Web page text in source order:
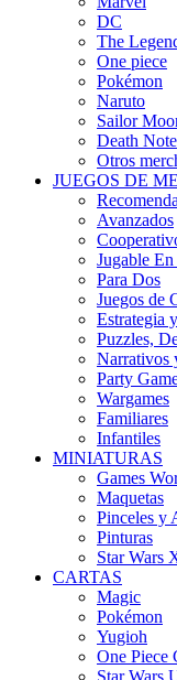
DC
The
One piece
Pokémon
Naruto
Sailor
Death Note
Otros
JUEGOS DE
Avanzados
Jugable
Para Dos
Juegos de
Estrategia
Puzzles,
Narrativos
Party
Wargames
Familiares
Infantiles
MINIATURAS
Games
Maquetas
Pinceles y
Pinturas
Star Wars
CARTAS
Magic
Pokémon
Yugioh
One Piece
Star Wars